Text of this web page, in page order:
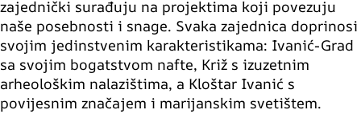
zajednički surađuju na projektima koji povezuju
naše posebnosti i snage. Svaka zajednica doprinosi
svojim jedinstvenim karakteristikama: Ivanić-Grad
sa svojim bogatstvom nafte, Križ s izuzetnim
arheološkim nalazištima, a Kloštar Ivanić s
povijesnim značajem i marijanskim svetištem.